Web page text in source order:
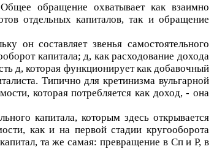
обращение охватывает как взаимно
отдельных капиталов, так и обращение
он составляет звенья самостоятельного
капитала;д, как расходование дохода
д, которая функционирует как добавочный
Типично для кретинизма вульгарной
которая потребляется как доход, - она
капитала, которым здесь открывается
как и на первой стадии кругооборота
та же самая: превращение в СпиР, в